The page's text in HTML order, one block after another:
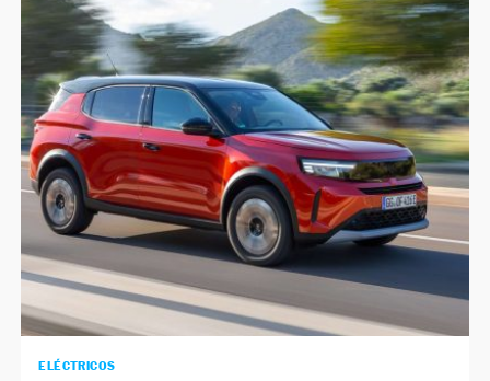
ELÉCTRICOS